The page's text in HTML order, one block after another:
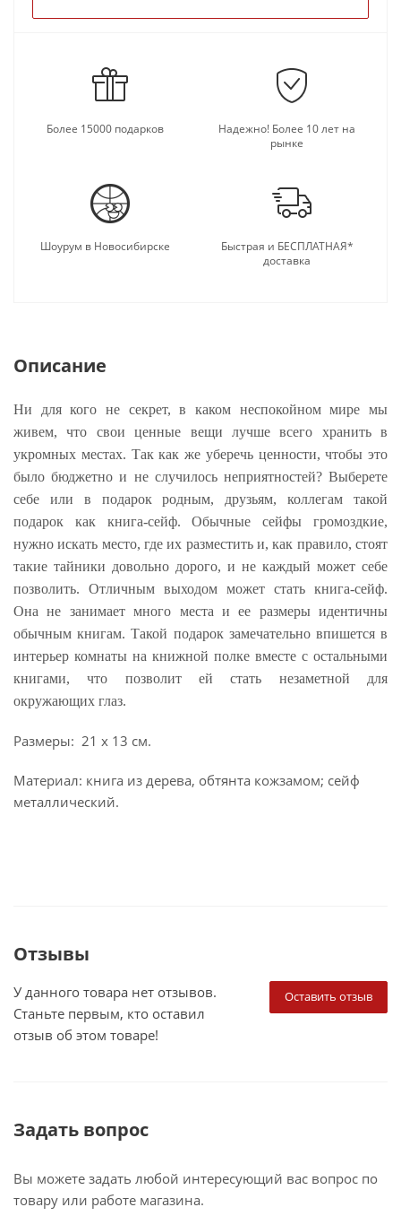
Более 15000 подарков
Надежно! Более 10 лет на
рынке
Шоурум в Новосибирске
Быстрая и БЕСПЛАТНАЯ*
доставка
Описание
Ни для кого не секрет, в каком неспокойном мире мы
живем, что свои ценные вещи лучше всего хранить в
укромных местах. Так как же уберечь ценности, чтобы это
было бюджетно и не случилось неприятностей? Выберете
себе или в подарок родным, друзьям, коллегам такой
подарок как книга-сейф. Обычные сейфы громоздкие,
нужно искать место, где их разместить и, как правило, стоят
такие тайники довольно дорого, и не каждый может себе
позволить. Отличным выходом может стать книга-сейф.
Она не занимает много места и ее размеры идентичны
обычным книгам. Такой подарок замечательно впишется в
интерьер комнаты на книжной полке вместе с остальными
книгами, что позволит ей стать незаметной для
окружающих глаз.
Размеры: 21 х 13 см.
Материал: книга из дерева, обтянта кожзамом; сейф
металлический.
Отзывы
Оставить отзыв
У данного товара нет отзывов.
Станьте первым, кто оставил
отзыв об этом товаре!
Задать вопрос
Вы можете задать любой интересующий вас вопрос по
товару или работе магазина.